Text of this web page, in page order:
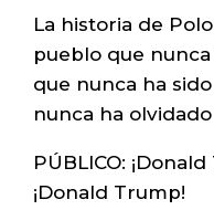
La historia de
pueblo que
que nunca ha
nunca ha
PÚBLICO:
¡Donald Trump!